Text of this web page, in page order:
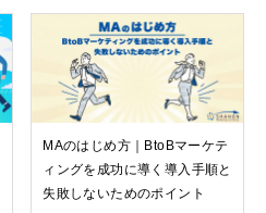
MAのはじめ方｜BtoBマーケテ
ィングを成功に導く導入手順と
失敗しないためのポイント